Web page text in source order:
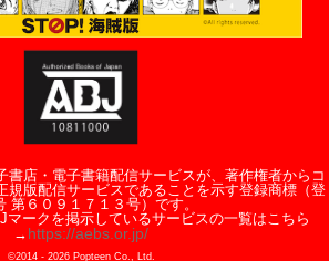
書店・電子書籍配信サービスが、著作権者からコ
規版配信サービスであることを示す登録商標（登
第６０９１７１３号）です。
ークを掲示しているサービスの一覧はこちら
→ https://aebs.or.jp/
©2014 - 2026Popteen Co., Ltd.